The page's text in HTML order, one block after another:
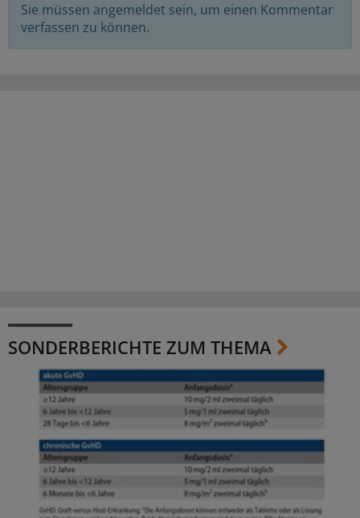
Sie müssen angemeldet sein, um einen Kommentar
verfassen zu können.
SONDERBERICHTE ZUM THEMA